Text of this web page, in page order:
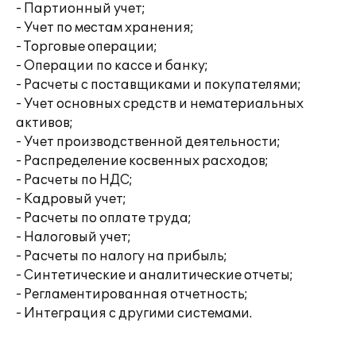
- Партионный учет;
- Учет по местам хранения;
- Торговые операции;
- Операции по кассе и банку;
- Расчеты с поставщиками и покупателями;
- Учет основных средств и нематериальных
активов;
- Учет производственной деятельности;
- Распределение косвенных расходов;
- Расчеты по НДС;
- Кадровый учет;
- Расчеты по оплате труда;
- Налоговый учет;
- Расчеты по налогу на прибыль;
- Синтетические и аналитические отчеты;
- Регламентированная отчетность;
- Интеграция с другими системами.